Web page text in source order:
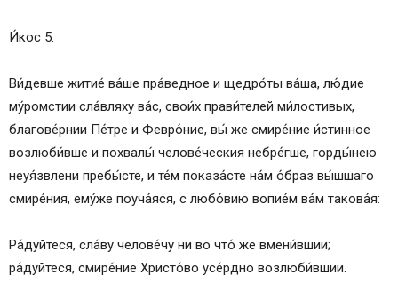
И́кос 5.
Ви́девше житие́ ва́ше пра́ведное и щедро́ты ва́ша, лю́дие
му́ромстии сла́вляху ва́с, свои́х прави́телей ми́лостивых,
благове́рнии Пе́тре и Февро́ние, вы́ же смире́ние и́стинное
возлюби́вше и похвалы́ челове́ческия небре́гше, горды́нею
неуя́звлени пребы́сте, и те́м показа́сте на́м о́браз вы́шшаго
смире́ния, ему́же поуча́яся, с любо́вию вопие́м ва́м такова́я:
Ра́дуйтеся, сла́ву челове́чу ни во что́ же вмени́вшии;
ра́дуйтеся, смире́ние Христо́во усе́рдно возлюби́вшии.